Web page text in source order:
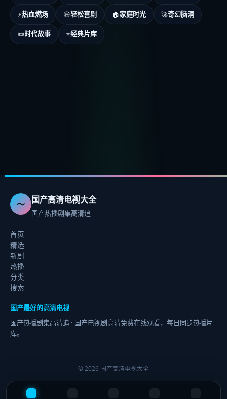
⚡热血燃场 😄轻松喜剧 🏠家庭时光 🚀奇幻脑洞
📜时代故事 ⭐经典片库
〜 国产高清电视大全
国产热播剧集高清追
首页
精选
新剧
热播
分类
搜索
国产最好的高清电视
国产热播剧集高清追 · 国产电视剧高清免费在线观看，每日同步热播片
库。
© 2026 国产高清电视大全